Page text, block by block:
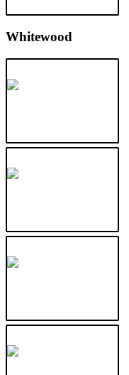
Whitewood